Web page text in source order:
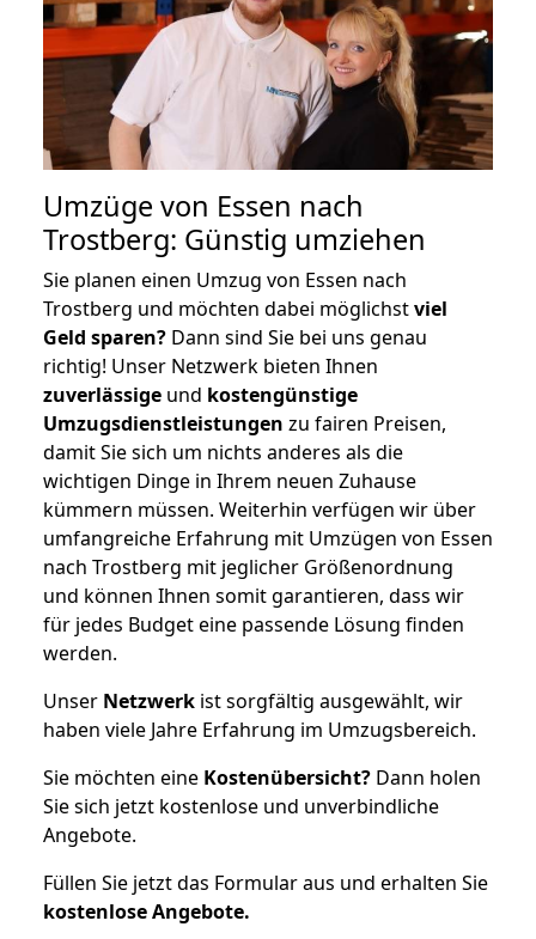
Umzüge von Essen nach
Trostberg: Günstig umziehen
Sie planen einen Umzug von Essen nach
Trostberg und möchten dabei möglichstviel
Geld sparen? Dann sind Sie bei uns genau
richtig! Unser Netzwerk bieten Ihnen
zuverlässige und kostengünstige
Umzugsdienstleistungen zu fairen Preisen,
damit Sie sich um nichts anderes als die
wichtigen Dinge in Ihrem neuen Zuhause
kümmern müssen. Weiterhin verfügen wir über
umfangreiche Erfahrung mit Umzügen von Essen
nach Trostberg mit jeglicher Größenordnung
und können Ihnen somit garantieren, dass wir
für jedes Budget eine passende Lösung finden
werden.
Unser Netzwerk ist sorgfältig ausgewählt, wir
haben viele Jahre Erfahrung im Umzugsbereich.
Sie möchten eine Kostenübersicht? Dann holen
Sie sich jetzt kostenlose und unverbindliche
Angebote.
Füllen Sie jetzt das Formular aus und erhalten Sie
kostenloseAngebote.